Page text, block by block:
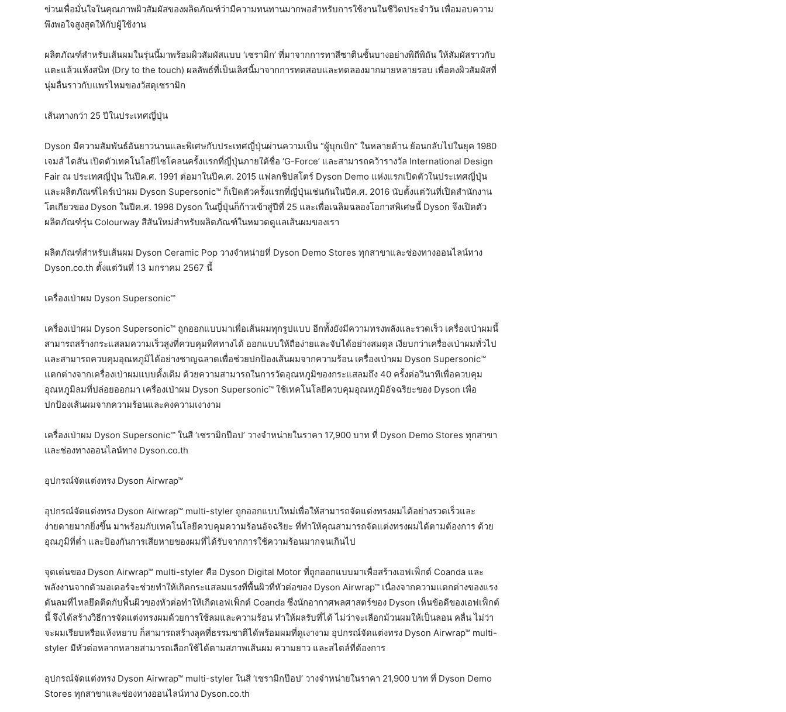
ข่วนเพื่อมั่นใจในคุณภาพผิวสัมผัสของผลิตภัณฑ์ว่ามีความทนทานมากพอสำหรับการใช้งานในชีวิตประจำวัน เพื่อมอบความ
พึงพอใจสูงสุดให้กับผู้ใช้งาน
ผลิตภัณฑ์สำหรับเส้นผมในรุ่นนี้มาพร้อมผิวสัมผัสแบบ ‘เซรามิก’ ที่มาจากการทาสีซาตินชั้นบางอย่างพิถีพิถัน ให้สัมผัสราวกับ
แตะแล้วแห้งสนิท (Dry to the touch) ผลลัพธ์ที่เป็นเลิศนี้มาจากการทดสอบและทดลองมากมายหลายรอบ เพื่อคงผิวสัมผัสที่
นุ่มลื่นราวกับแพรไหมของวัสดุเซรามิก
เส้นทางกว่า 25 ปีในประเทศญี่ปุ่น
Dyson มีความสัมพันธ์อันยาวนานและพิเศษกับประเทศญี่ปุ่นผ่านความเป็น “ผู้บุกเบิก” ในหลายด้าน ย้อนกลับไปในยุค 1980
เจมส์ ไดสัน เปิดตัวเทคโนโลยีไซโคลนครั้งแรกที่ญี่ปุ่นภายใต้ชื่อ ‘G-Force’ และสามารถคว้ารางวัล International Design
Fair ณ ประเทศญี่ปุ่น ในปีค.ศ. 1991 ต่อมาในปีค.ศ. 2015 แฟลกชิปสโตร์ Dyson Demo แห่งแรกเปิดตัวในประเทศญี่ปุ่น
และผลิตภัณฑ์ไดร์เป่าผม Dyson Supersonic™ ก็เปิดตัวครั้งแรกที่ญี่ปุ่นเช่นกันในปีค.ศ. 2016 นับตั้งแต่วันที่เปิดสำนักงาน
โตเกียวของ Dyson ในปีค.ศ. 1998 Dyson ในญี่ปุ่นก็ก้าวเข้าสู่ปีที่ 25 และเพื่อเฉลิมฉลองโอกาสพิเศษนี้ Dyson จึงเปิดตัว
ผลิตภัณฑ์รุ่น Colourway สีสันใหม่สำหรับผลิตภัณฑ์ในหมวดดูแลเส้นผมของเรา
ผลิตภัณฑ์สำหรับเส้นผม Dyson Ceramic Pop วางจำหน่ายที่ Dyson Demo Stores ทุกสาขาและช่องทางออนไลน์ทาง
Dyson.co.th ตั้งแต่วันที่ 13 มกราคม 2567 นี้
เครื่องเป่าผม Dyson Supersonic™
เครื่องเป่าผม Dyson Supersonic™ ถูกออกแบบมาเพื่อเส้นผมทุกรูปแบบ อีกทั้งยังมีความทรงพลังและรวดเร็ว เครื่องเป่าผมนี้
สามารถสร้างกระแสลมความเร็วสูงที่ควบคุมทิศทางได้ ออกแบบให้ถือง่ายและจับได้อย่างสมดุล เงียบกว่าเครื่องเป่าผมทั่วไป
และสามารถควบคุมอุณหภูมิได้อย่างชาญฉลาดเพื่อช่วยปกป้องเส้นผมจากความร้อน เครื่องเป่าผม Dyson Supersonic™
แตกต่างจากเครื่องเป่าผมแบบดั้งเดิม ด้วยความสามารถในการวัดอุณหภูมิของกระแสลมถึง 40 ครั้งต่อวินาทีเพื่อควบคุม
อุณหภูมิลมที่ปล่อยออกมา เครื่องเป่าผม Dyson Supersonic™ ใช้เทคโนโลยีควบคุมอุณหภูมิอัจฉริยะของ Dyson เพื่อ
ปกป้องเส้นผมจากความร้อนและคงความเงางาม
เครื่องเป่าผม Dyson Supersonic™ ในสี ‘เซรามิกป๊อป’ วางจำหน่ายในราคา 17,900 บาท ที่ Dyson Demo Stores ทุกสาขา
และช่องทางออนไลน์ทาง Dyson.co.th
อุปกรณ์จัดแต่งทรง Dyson Airwrap™
อุปกรณ์จัดแต่งทรง Dyson Airwrap™ multi-styler ถูกออกแบบใหม่เพื่อให้สามารถจัดแต่งทรงผมได้อย่างรวดเร็วและ
ง่ายดายมากยิ่งขึ้น มาพร้อมกับเทคโนโลยีควบคุมความร้อนอัจฉริยะ ที่ทำให้คุณสามารถจัดแต่งทรงผมได้ตามต้องการ ด้วย
อุณภูมิที่ต่ำ และป้องกันการเสียหายของผมที่ได้รับจากการใช้ความร้อนมากจนเกินไป
จุดเด่นของ Dyson Airwrap™ multi-styler คือ Dyson Digital Motor ที่ถูกออกแบบมาเพื่อสร้างเอฟเฟ็กต์ Coanda และ
พลังงานจากตัวมอเตอร์จะช่วยทำให้เกิดกระแสลมแรงที่พื้นผิวที่หัวต่อของ Dyson Airwrap™ เนื่องจากความแตกต่างของแรง
ดันลมที่ไหลยึดติดกับพื้นผิวของหัวต่อทำให้เกิดเอฟเฟ็กต์ Coanda ซึ่งนักอากาศพลศาสตร์ของ Dyson เห็นข้อดีของเอฟเฟ็กต์
นี้ จึงได้สร้างวิธีการจัดแต่งทรงผมด้วยการใช้ลมและความร้อน ทำให้ผลรับที่ได้ ไม่ว่าจะเลือกม้วนผมให้เป็นลอน คลื่น ไม่ว่า
จะผมเรียบหรือแห้งหยาบ ก็สามารถสร้างลุคที่ธรรมชาติได้พร้อมผมที่ดูเงางาม อุปกรณ์จัดแต่งทรง Dyson Airwrap™ multi-
styler มีหัวต่อหลากหลายสามารถเลือกใช้ได้ตามสภาพเส้นผม ความยาว และสไตล์ที่ต้องการ
อุปกรณ์จัดแต่งทรง Dyson Airwrap™ multi-styler ในสี ‘เซรามิกป๊อป’ วางจำหน่ายในราคา 21,900 บาท ที่ Dyson Demo
Stores ทุกสาขาและช่องทางออนไลน์ทาง Dyson.co.th